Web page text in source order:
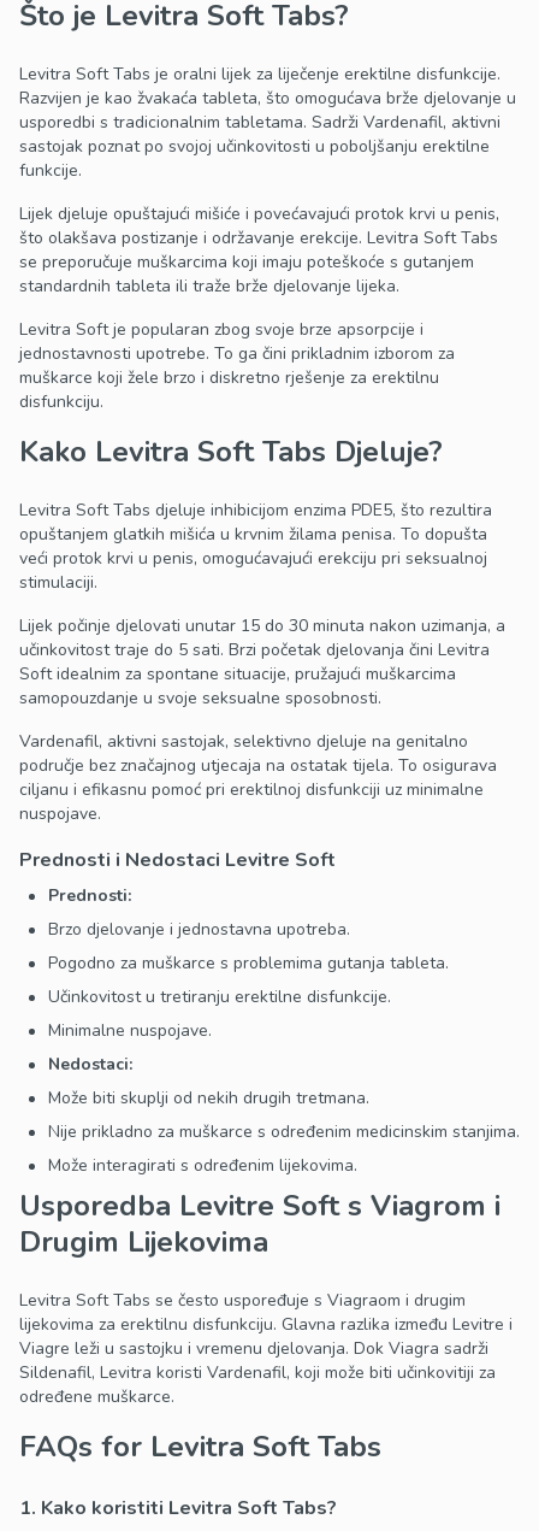
Što je Levitra Soft Tabs?
Levitra Soft Tabs je oralni lijek za liječenje erektilne disfunkcije.
Razvijen je kao žvakaća tableta, što omogućava brže djelovanje u
usporedbi s tradicionalnim tabletama. Sadrži Vardenafil, aktivni
sastojak poznat po svojoj učinkovitosti u poboljšanju erektilne
funkcije.
Lijek djeluje opuštajući mišiće i povećavajući protok krvi u penis,
što olakšava postizanje i održavanje erekcije. Levitra Soft Tabs
se preporučuje muškarcima koji imaju poteškoće s gutanjem
standardnih tableta ili traže brže djelovanje lijeka.
Levitra Soft je popularan zbog svoje brze apsorpcije i
jednostavnosti upotrebe. To ga čini prikladnim izborom za
muškarce koji žele brzo i diskretno rješenje za erektilnu
disfunkciju.
Kako Levitra Soft Tabs Djeluje?
Levitra Soft Tabs djeluje inhibicijom enzima PDE5, što rezultira
opuštanjem glatkih mišića u krvnim žilama penisa. To dopušta
veći protok krvi u penis, omogućavajući erekciju pri seksualnoj
stimulaciji.
Lijek počinje djelovati unutar 15 do 30 minuta nakon uzimanja, a
učinkovitost traje do 5 sati. Brzi početak djelovanja čini Levitra
Soft idealnim za spontane situacije, pružajući muškarcima
samopouzdanje u svoje seksualne sposobnosti.
Vardenafil, aktivni sastojak, selektivno djeluje na genitalno
područje bez značajnog utjecaja na ostatak tijela. To osigurava
ciljanu i efikasnu pomoć pri erektilnoj disfunkciji uz minimalne
nuspojave.
Prednosti i Nedostaci Levitre Soft
Prednosti:
Brzo djelovanje i jednostavna upotreba.
Pogodno za muškarce s problemima gutanja tableta.
Učinkovitost u tretiranju erektilne disfunkcije.
Minimalne nuspojave.
Nedostaci:
Može biti skuplji od nekih drugih tretmana.
Nije prikladno za muškarce s određenim medicinskim stanjima.
Može interagirati s određenim lijekovima.
Usporedba Levitre Soft s Viagrom i
Drugim Lijekovima
Levitra Soft Tabs se često uspoređuje s Viagraom i drugim
lijekovima za erektilnu disfunkciju. Glavna razlika između Levitre i
Viagre leži u sastojku i vremenu djelovanja. Dok Viagra sadrži
Sildenafil, Levitra koristi Vardenafil, koji može biti učinkovitiji za
određene muškarce.
FAQs for Levitra Soft Tabs
1. Kako koristiti Levitra Soft Tabs?